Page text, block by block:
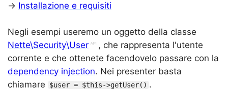
→ Installazione e requisiti
Negli esempi useremo un oggetto della classe
Nette\Security\User
, che rappresenta l'utente
corrente e che ottenete facendovelo passare con la
dependency injection. Nei presenter basta
chiamare
$user = $this->getUser() .